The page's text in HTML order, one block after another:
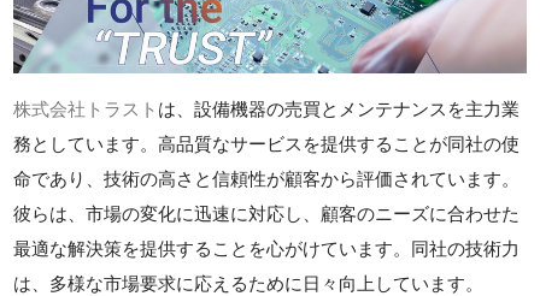
株式会社トラスト は、設備機器の売買とメンテナンスを主力業
務としています。高品質なサービスを提供することが同社の使
命であり、技術の高さと信頼性が顧客から評価されています。
彼らは、市場の変化に迅速に対応し、顧客のニーズに合わせた
最適な解決策を提供することを心がけています。同社の技術力
は、多様な市場要求に応えるために日々向上しています。